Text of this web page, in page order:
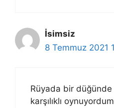
İsimsiz
8 Temmuz 2021
Rüyada bir
karşılıklı